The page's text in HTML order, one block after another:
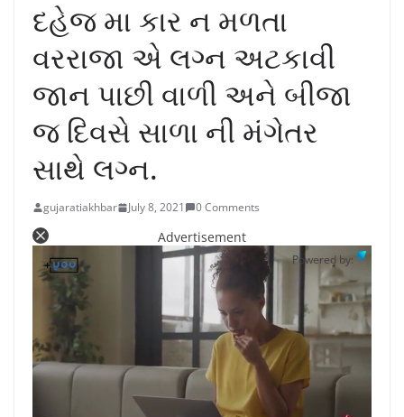
દહેજ મા કાર ન મળતા
વરરાજા એ લગ્ન અટકાવી
જાન પાછી વાળી અને બીજા
જ દિવસે સાળા ની મંગેતર
સાથે લગ્ન.
gujaratiakhbar July 8, 2021 0 Comments
Advertisement
Powered by: